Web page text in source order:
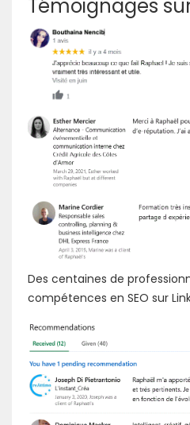
Témoignages
Des centaines de
compétences en SEO sur